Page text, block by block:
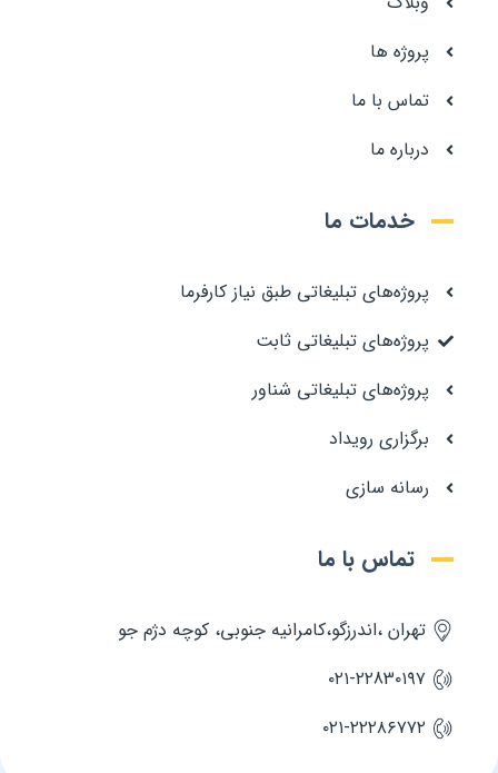
پروژه ها
تماس با ما
درباره ما
خدمات ما
پروژه‌های تبلیغاتی طبق نیاز کارفرما
پروژه‌های تبلیغاتی ثابت
پروژه‌های تبلیغاتی شناور
برگزاری رویداد
رسانه سازی
تماس با ما
تهران ،اندرزگو،کامرانیه جنوبی، کوچه دژم جو
۰۲۱-۲۲83۰۱۹۷
۰۲۱-۲۲۲۸۶۷۷۲